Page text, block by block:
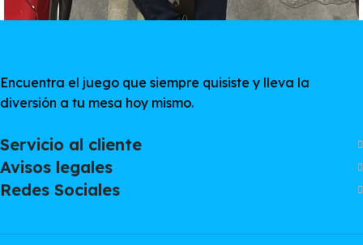
Encuentra el juego que siempre quisiste y lleva la
diversión a tu mesa hoy mismo.
Servicio al cliente
Avisos legales
Redes Sociales